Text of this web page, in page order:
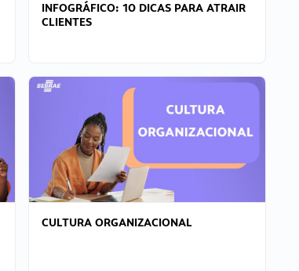
INFOGRÁFICO: 10 DICAS PARA ATRAIR
CLIENTES
CULTURA ORGANIZACIONAL